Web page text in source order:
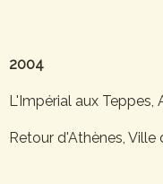
2004
L'Impérial aux Teppes,
Retour d'Athènes, Ville